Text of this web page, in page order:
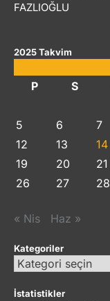
FAZLIOĞLU
2025 Takvim
P
S
5
6 7
12
13 14
19
20 21
26
27 28
« Nis Haz »
Kategoriler
Kategoriler
İstatistikler